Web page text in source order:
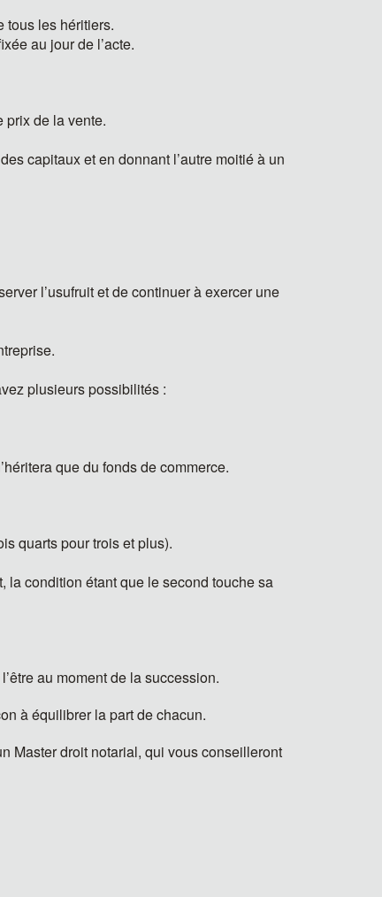
tous les héritiers.
au jour de l’acte.
prix de la vente.
capitaux et en donnant l’autre moitié à un
l’usufruit et de continuer à exercer une
plusieurs possibilités :
que du fonds de commerce.
quarts pour trois et plus).
la condition étant que le second touche sa
au moment de la succession.
à équilibrer la part de chacun.
Master droit notarial, qui vous conseilleront